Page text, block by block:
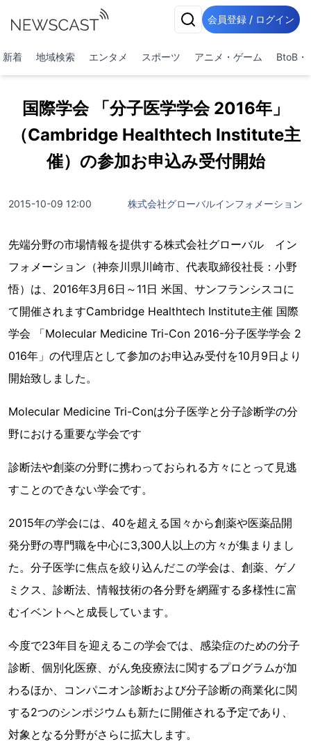
会員登録 / ログイン
新着 地域検索 エンタメ スポーツ アニメ・ゲーム BtoB・
国際学会 「分子医学学会 2016年」
（Cambridge Healthtech Institute主
催）の参加お申込み受付開始
2015-10-09 12:00 株式会社グローバルインフォメーション
先端分野の市場情報を提供する株式会社グローバル イン
フォメーション（神奈川県川崎市、代表取締役社長：小野
悟）は、2016年3月6日～11日 米国、サンフランシスコに
て開催されますCambridge Healthtech Institute主催 国際
学会 「Molecular Medicine Tri-Con 2016-分子医学学会 2
016年」の代理店として参加のお申込み受付を10月9日より
開始致しました。
Molecular Medicine Tri-Conは分子医学と分子診断学の分
野における重要な学会です
診断法や創薬の分野に携わっておられる方々にとって見逃
すことのできない学会です。
2015年の学会には、40を超える国々から創薬や医薬品開
発分野の専門職を中心に3,300人以上の方々が集まりまし
た。分子医学に焦点を絞り込んだこの学会は、創薬、ゲノ
ミクス、診断法、情報技術の各分野を網羅する多様性に富
むイベントへと成長しています。
今度で23年目を迎えるこの学会では、感染症のための分子
診断、個別化医療、がん免疫療法に関するプログラムが加
わるほか、コンパニオン診断および分子診断の商業化に関
する2つのシンポジウムも新たに開催される予定であり、
対象となる分野がさらに拡大します。